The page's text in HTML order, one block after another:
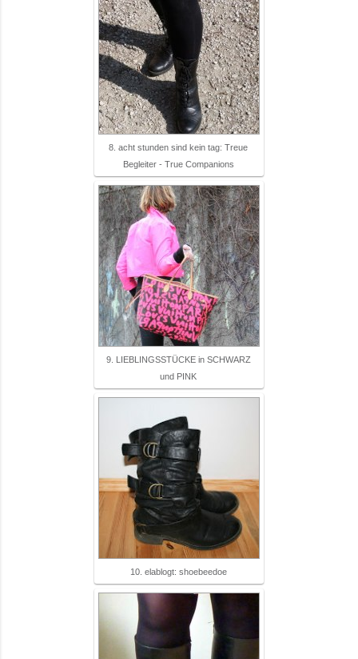
8. acht stunden sind kein tag: Treue
Begleiter - True Companions
9. LIEBLINGSSTÜCKE in SCHWARZ
und PINK
10. elablogt: shoebeedoe